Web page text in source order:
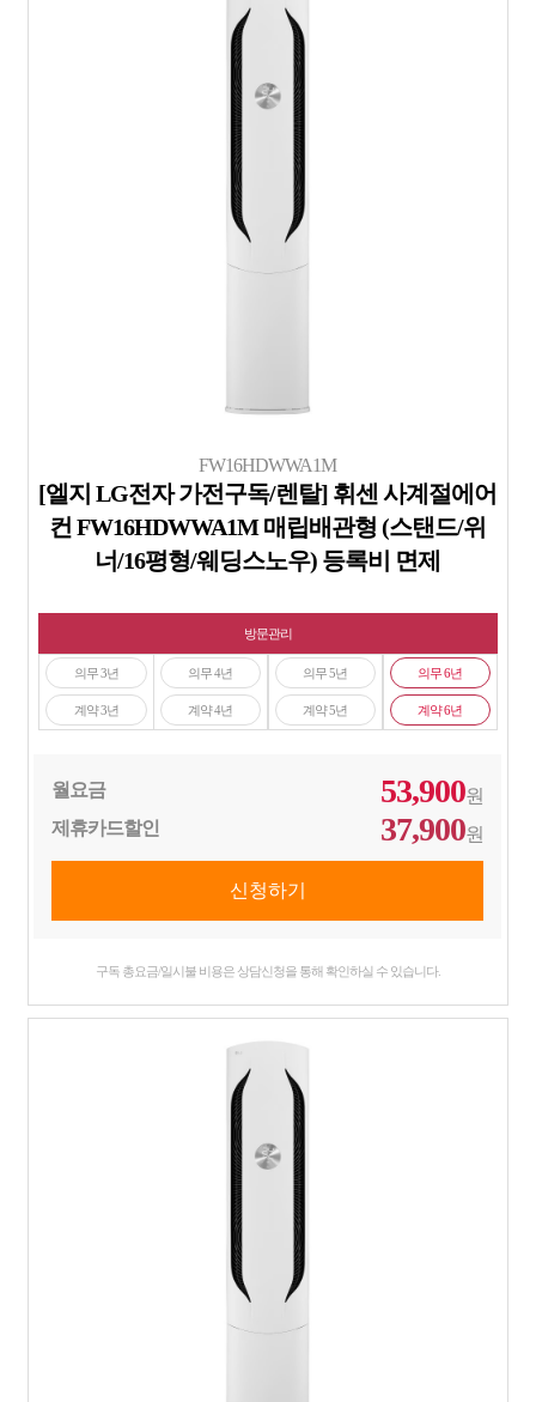
FW16HDWWA1M
[엘지 LG전자 가전구독/렌탈] 휘센 사계절에어
컨 FW16HDWWA1M 매립배관형 (스탠드/위
너/16평형/웨딩스노우) 등록비 면제
방문관리
의무 3년
계약 3년
의무 4년
계약 4년
의무 5년
계약 5년
의무 6년
계약 6년
월요금 53,900원
제휴카드할인
37,900원
구독 총요금/일시불 비용은 상담신청을 통해 확인하실 수 있습니다.